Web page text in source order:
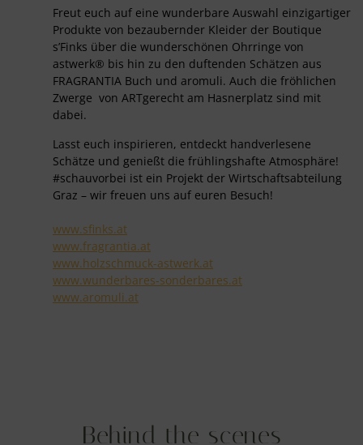
Freut euch auf eine wunderbare Auswahl einzigartiger
Produkte von bezaubernder Kleider der Boutique
s’Finks über die wunderschönen Ohrringe von
astwerk® bis hin zu den duftenden Schätzen aus
FRAGRANTIA Buch und aromuli. Auch die fröhlichen
Zwerge von ARTgerecht am Hasnerplatz sind mit
dabei.
Lasst euch inspirieren, entdeckt handverlesene
Schätze und genießt die frühlingshafte Atmosphäre!
#schauvorbei ist ein Projekt der Wirtschaftsabteilung
Graz – wir freuen uns auf euren Besuch!
www.sfinks.at
www.fragrantia.at
www.holzschmuck-astwerk.at
www.wunderbares-sonderbares.at
www.aromuli.at
Behind the scenes